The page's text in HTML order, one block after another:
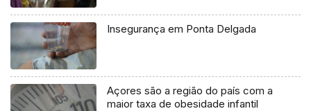
Insegurança em Ponta Delgada
Açores são a região do país com a
maior taxa de obesidade infantil